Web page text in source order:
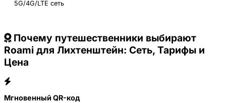
5G/4G/LTE сеть
Почему путешественники выбирают
Roami для Лихтенштейн: Сеть, Тарифы и
Цена
Мгновенный QR-код